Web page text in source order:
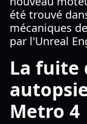
été trouvé
mécaniques
par l'Unreal
La fuite
Metro 4